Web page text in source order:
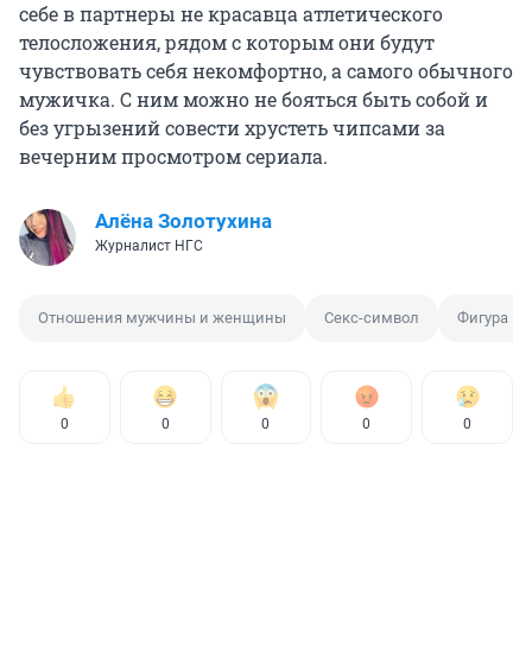
себе в партнеры не красавца атлетического
телосложения, рядом с которым они будут
чувствовать себя некомфортно, а самого обычного
мужичка. С ним можно не бояться быть собой и
без угрызений совести хрустеть чипсами за
вечерним просмотром сериала.
Алёна Золотухина
Журналист НГС
Отношения мужчины и женщины Секс-символ Фигура
0 0 0 0 0